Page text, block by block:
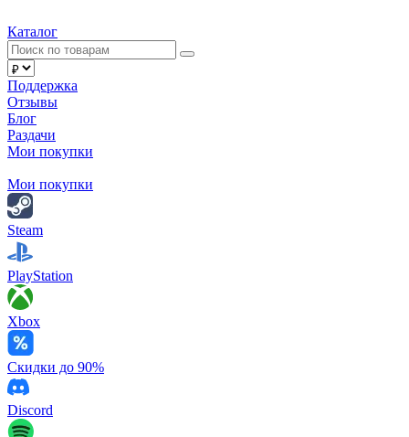
Каталог
Поддержка
Отзывы
Блог
Раздачи
Мои покупки
Мои покупки
Steam
PlayStation
Xbox
Скидки до 90%
Discord